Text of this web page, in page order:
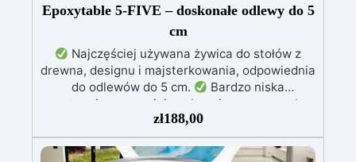
Epoxytable 5-FIVE – doskonałe odlewy do 5
cm
Najczęściej używana żywica do stołów z
drewna, designu i majsterkowania, odpowiednia
do odlewów do 5 cm.
Bardzo niska
egzotermia zapewniająca bezpieczną pracę bez
Odporna na zarysowania i
żółknięcie dzięki filtrom UV i wysokiej jakości
mechanicznej.
Niska lepkość, eliminująca
zł188,00